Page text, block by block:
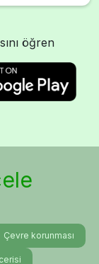
öğren
Çevre korunması